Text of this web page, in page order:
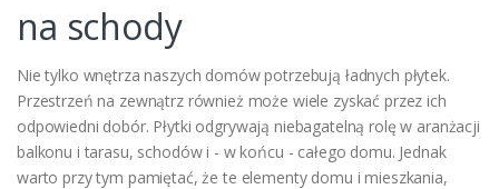
na schody
Nie tylko wnętrza naszych domów potrzebują ładnych płytek.
Przestrzeń na zewnątrz również może wiele zyskać przez ich
odpowiedni dobór. Płytki odgrywają niebagatelną rolę w aranżacji
balkonu i tarasu, schodów i - w końcu - całego domu. Jednak
warto przy tym pamiętać, że te elementy domu i mieszkania,